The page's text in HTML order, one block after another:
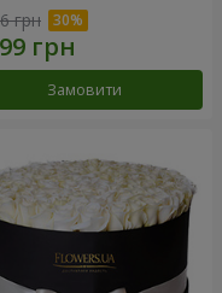
грн
Замовити